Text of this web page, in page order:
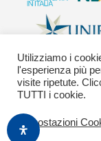
42020755-9
42020755
Utilizziamo i
l'esperienza più
visite ripetute.
TUTTI i cookie.
Impostazioni